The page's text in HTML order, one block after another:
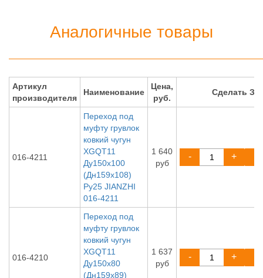
Аналогичные товары
Артикул
производителя
Наименование
Цена,
руб.
Сделать
016-4211
Переход под
муфту грувлок
ковкий чугун
XGQT11
Ду150х100
(Дн159х108)
Ру25 JIANZHI
016-4211
1 640
руб
- +
016-4210
Переход под
муфту грувлок
ковкий чугун
XGQT11
Ду150х80
(Дн159х89)
1 637
руб
- +